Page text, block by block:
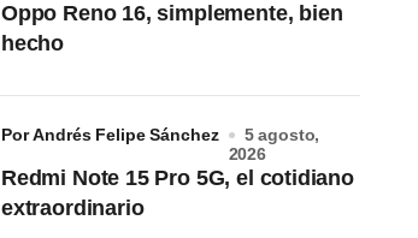
Oppo Reno 16, simplemente, bien
hecho
Redmi Note 15 Pro 5G, el cotidiano
extraordinario
por Andrés Felipe Sánchez
5 agosto,
2026